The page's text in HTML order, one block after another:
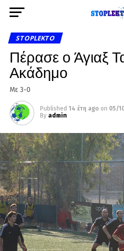
STOPLEKTO
Πέρασε ο Άγιαξ
Ακάδημο
Με 3-0
Published 14 έτη ago on 05/
By admin